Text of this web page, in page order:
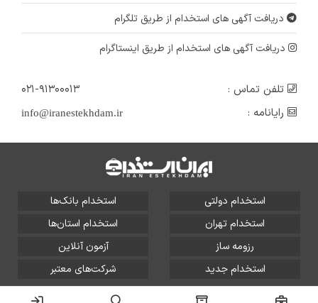
اصفهان
دریافت آگهی های استخدام از طریق تلگرام
دریافت آگهی های استخدام از طریق اینستاگرام
تلفن تماس :
۰۲۱-۹۱۳۰۰۰۱۳
رایانامه :
info@iranestekhdam.ir
استخدام دولتی
استخدام بانک‌ها
استخدام تهران
استخدام استان‌ها
رزومه ساز
آزمون آنلاین
استخدام جدید
شرکت‌های معتبر
تمامی حقوق این سایت برای آلتین سیستم محفوظ است و هر